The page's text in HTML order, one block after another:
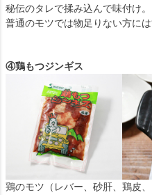
秘伝のタレで揉み込んで味付け。
普通のモツでは物足りない方に
④鶏もつジンギス
鶏のモツ（レバー、砂肝、鶏皮